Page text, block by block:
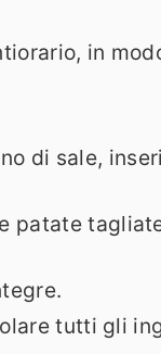
in
di sale,
patate
tutti gli